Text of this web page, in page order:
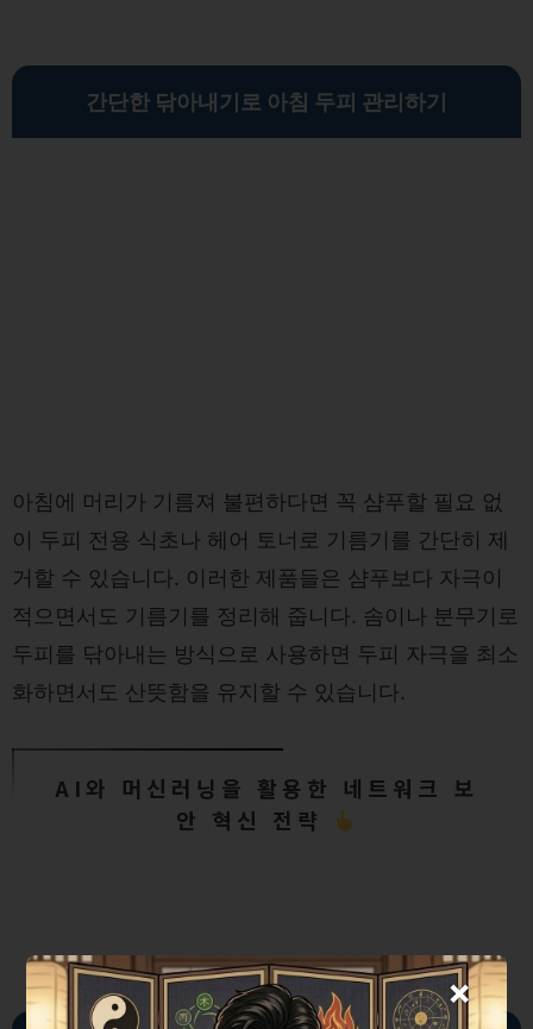
간단한 닦아내기로 아침 두피 관리하기
아침에 머리가 기름져 불편하다면 꼭 샴푸할 필요 없
이 두피 전용 식초나 헤어 토너로 기름기를 간단히 제
거할 수 있습니다. 이러한 제품들은 샴푸보다 자극이
적으면서도 기름기를 정리해 줍니다. 솜이나 분무기로
두피를 닦아내는 방식으로 사용하면 두피 자극을 최소
화하면서도 산뜻함을 유지할 수 있습니다.
AI와 머신러닝을 활용한 네트워크 보
안 혁신 전략
×